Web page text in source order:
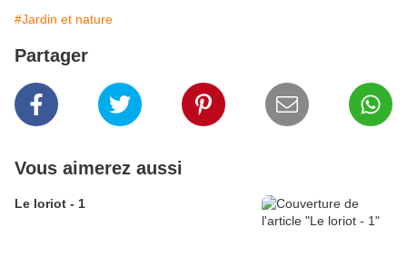
#Jardin et nature
Partager
Vous aimerez aussi
Le loriot - 1